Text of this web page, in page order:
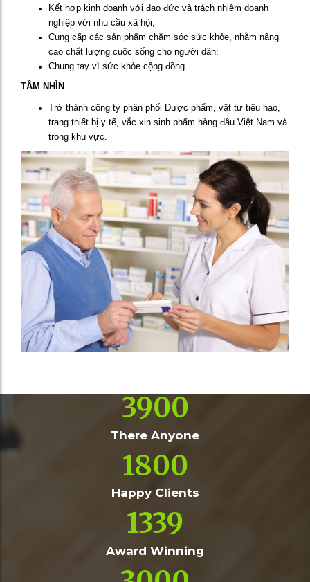
Kết hợp kinh doanh với đạo đức và trách nhiệm doanh
nghiệp với nhu cầu xã hội;
Cung cấp các sản phẩm chăm sóc sức khỏe, nhằm nâng
cao chất lượng cuộc sống cho người dân;
Chung tay vì sức khỏe cộng đồng.
TẦM NHÌN
Trở thành công ty phân phối Dược phẩm, vật tư tiêu hao,
trang thiết bị y tế, vắc xin sinh phẩm hàng đầu Việt Nam và
trong khu vực.
3900
There Anyone
1800
Happy Clients
1339
Award Winning